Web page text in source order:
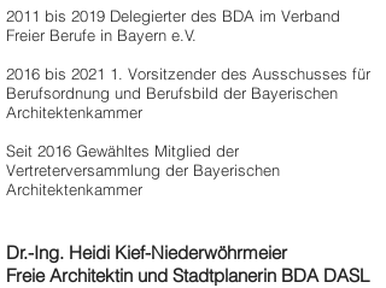
2011 bis 2019 Delegierter des BDA im Verband
Freier Berufe in Bayern e.V.
2016 bis 2021 1. Vorsitzender des Ausschusses für
Berufsordnung und Berufsbild der Bayerischen
Architektenkammer
Seit 2016 Gewähltes Mitglied der
Vertreterversammlung der Bayerischen
Architektenkammer
Dr.-Ing. Heidi Kief-Niederwöhrmeier
Freie Architektin und Stadtplanerin BDA DASL